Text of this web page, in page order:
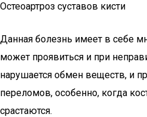
Остеоартроз суставов кисти
Данная болезнь имеет в себе
может проявиться и при
нарушается обмен веществ, и
переломов, особенно, когда
срастаются.